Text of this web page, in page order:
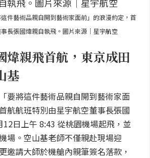
件藝術品親自開到藝術家面前」的浪漫約定，首
長張國煒親自執飛。圖片來源｜星宇航空
煒親飛首航，東京成田
基
要將這件藝術品親自開到藝術家面
航航班特別由星宇航空董事長張國
日上午 8:43 從桃園機場起飛，並
場。空山基老師不僅親赴現場迎
邀請大師於機艙內親筆簽名落款，